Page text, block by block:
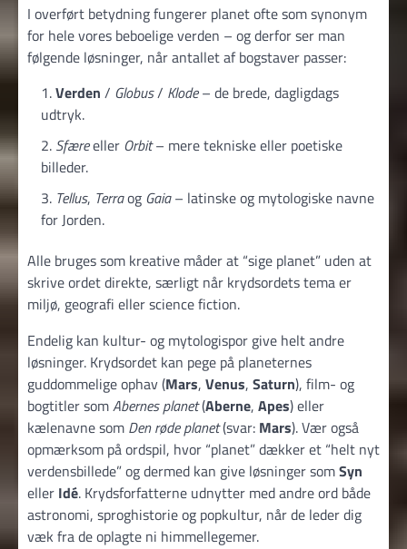
I overført betydning fungerer planet ofte som synonym
for hele vores beboelige verden – og derfor ser man
følgende løsninger, når antallet af bogstaver passer:
Verden / Globus/ Klode– de brede, dagligdags
udtryk.
Sfæreeller Orbit– mere tekniske eller poetiske
billeder.
Tellus, Terraog Gaia– latinske og mytologiske navne
for Jorden.
Alle bruges som kreative måder at “sige planet” uden at
skrive ordet direkte, særligt når krydsordets tema er
miljø, geografi eller science fiction.
Endelig kan kultur- og mytologispor give helt andre
løsninger. Krydsordet kan pege på planeternes
guddommelige ophav (Mars, Venus, Saturn), film- og
bogtitler somAbernes planet(Aberne, Apes) eller
kælenavne som Den røde planet(svar: Mars). Vær også
opmærksom på ordspil, hvor “planet” dækker et “helt nyt
verdensbillede” og dermed kan give løsninger somSyn
eller Idé. Krydsforfatterne udnytter med andre ord både
astronomi, sprog­historie og popkultur, når de leder dig
væk fra de oplagte ni himmel­legemer.